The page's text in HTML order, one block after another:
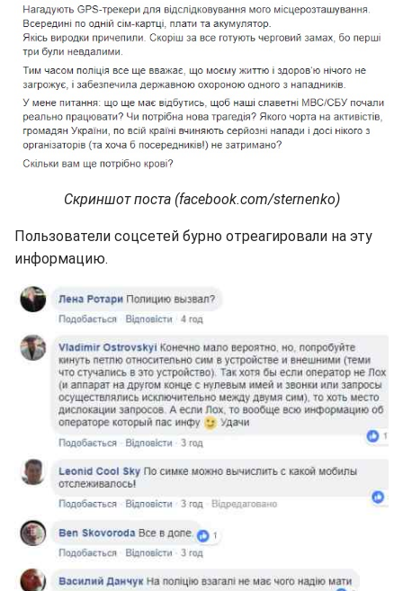
Скриншот поста (facebook.com/sternenko)
Пользователи соцсетей бурно отреагировали на эту
информацию.